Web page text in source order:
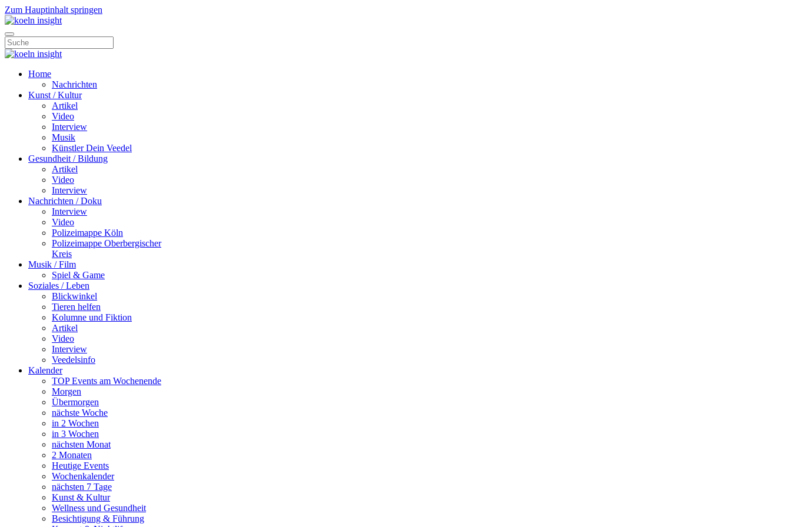
Zum Hauptinhalt springen
Home
Nachrichten
Kunst / Kultur
Artikel
Video
Interview
Musik
Künstler Dein Veedel
Gesundheit / Bildung
Artikel
Video
Interview
Nachrichten / Doku
Interview
Video
Polizeimappe Köln
Polizeimappe Oberbergischer
Kreis
Musik / Film
Spiel & Game
Soziales / Leben
Blickwinkel
Tieren helfen
Kolumne und Fiktion
Artikel
Video
Interview
Veedelsinfo
Kalender
TOP Events am Wochenende
Morgen
Übermorgen
nächste Woche
in 2 Wochen
in 3 Wochen
nächsten Monat
2 Monaten
Heutige Events
Wochenkalender
nächsten 7 Tage
Kunst & Kultur
Wellness und Gesundheit
Besichtigung & Führung